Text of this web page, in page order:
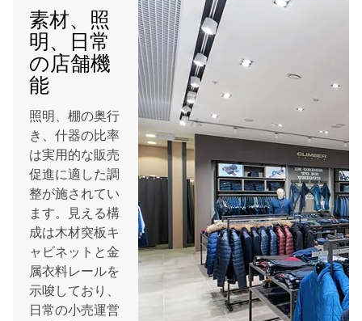
素材、照
明、日常
の店舗機
能
照明、棚の奥行
き、什器の比率
は実用的な販売
促進に適した調
整が施されてい
ます。見える構
成は木材突板キ
ャビネットと金
属衣料レールを
示唆しており、
日常の小売運営